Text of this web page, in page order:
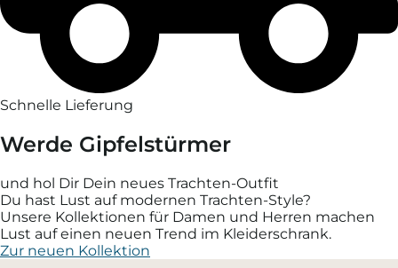
Schnelle Lieferung
Werde Gipfelstürmer
und hol Dir Dein neues Trachten-Outfit
Du hast Lust auf modernen Trachten-Style?
Unsere Kollektionen für Damen und Herren machen
Lust auf einen neuen Trend im Kleiderschrank.
Zur neuen Kollektion